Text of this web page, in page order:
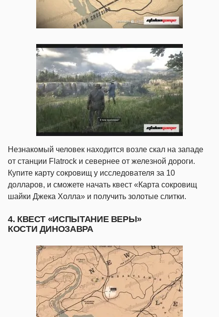
Незнакомый человек находится возле скал на западе
от станции Flatrock и севернее от железной дороги.
Купите карту сокровищ у исследователя за 10
долларов, и сможете начать квест «Карта сокровищ
шайки Джека Холла» и получить золотые слитки.
4. КВЕСТ «ИСПЫТАНИЕ ВЕРЫ»
КОСТИ ДИНОЗАВРА